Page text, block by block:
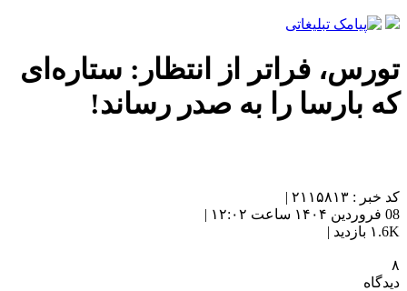
تورس، فراتر از انتظار: ستاره‌ای
که بارسا را به صدر رساند!
کد خبر : ۲۱۱۵۸۱۳ |
08 فروردین ۱۴۰۴ ساعت ۱۲:۰۲ |
۱.6K بازدید |
۸
دیدگاه